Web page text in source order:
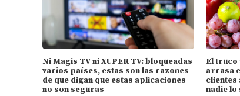
Ni Magis TV ni XUPER TV: bloqueadas
varios países, estas son las razones
de que digan que estas aplicaciones
no son seguras
El truco
arrasa
clientes
nadie lo